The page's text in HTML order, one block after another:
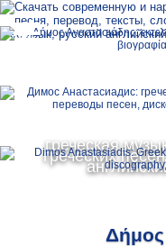
греческая
греческих
MENU
Δήμος